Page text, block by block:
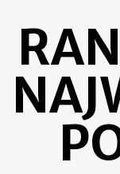
content